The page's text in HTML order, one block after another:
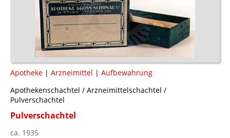
Apotheke | Arzneimittel | Aufbewahrung
Apothekenschachtel / Arzneimittelschachtel /
Pulverschachtel
Pulverschachtel
ca. 1935